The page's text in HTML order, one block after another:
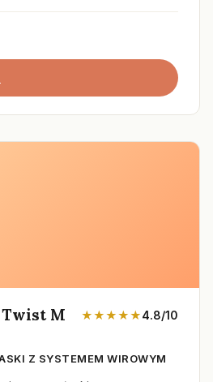
M
★★★★★4.8/10
Z SYSTEMEM WIROWYM